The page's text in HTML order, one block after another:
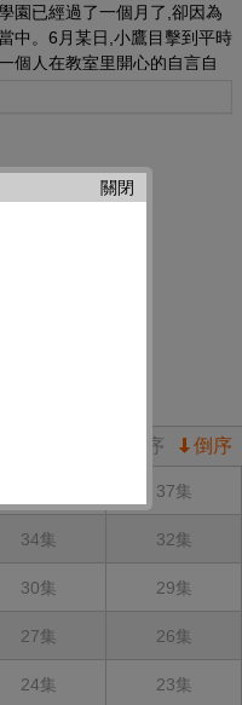
園已經過了一個月了,卻因為
中。6月某日,小鷹目擊到平時
個人在教室里開心的自言自
,談著談著就談到到底要怎樣
怪的美少女加入……
倒序
正序
37集
34集 32集
30集 29集
27集 26集
24集 23集
關閉